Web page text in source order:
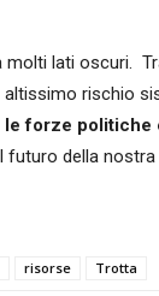
molti lati oscuri.
rischio
le forze politiche
della nostra
risorse Trotta